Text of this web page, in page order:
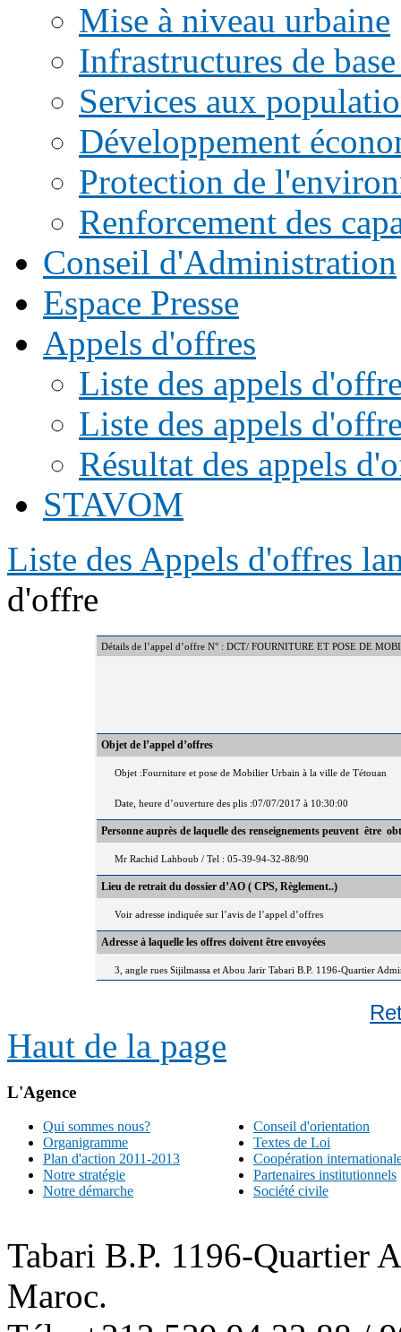
Mise à niveau urbaine
Infrastructures de
Services aux
Développement
Protection de
Renforcement des
Conseil d'Administration
Espace Presse
Appels d'offres
Liste des appels
Liste des appels
Résultat des appels
STAVOM
Liste des Appels d'offres
d'offre
Détails de l’appel d’offre N° : DCT/ FOURNITURE ET POSE DE
Objet de l’appel d’offres
Objet :Fourniture et pose de Mobilier Urbain à la ville de Tétouan
Date, heure d’ouverture des plis :07/07/2017 à 10:30:00
Personne auprès de laquelle des renseignements peuvent être
Mr Rachid Lahboub / Tel : 05-39-94-32-88/90
Lieu de retrait du dossier d’AO ( CPS, Règlement..)
Voir adresse indiquée sur l’avis de l’appel d’offres
Adresse à laquelle les offres doivent être envoyées
3, angle rues Sijilmassa et Abou Jarir Tabari B.P. 1196-Quartier
Haut de la page
L'Agence
Qui sommes nous?
Organigramme
Plan d'action 2011-2013
Notre stratégie
Notre démarche
Conseil d'orientation
Textes de Loi
Coopération
Partenaires institutionnels
Société civile
Tabari B.P. 1196-Quartier
Maroc.